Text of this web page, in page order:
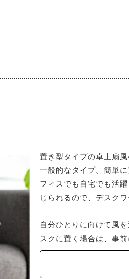
置き型タイプの卓上扇
一般的なタイプ。簡単
フィスでも自宅でも活
じられるので、デスク
自分ひとりに向けて風
スクに置く場合は、事